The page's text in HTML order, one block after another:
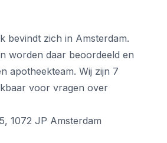
bevindt zich in Amsterdam.
worden daar beoordeeld en
apotheekteam. Wij zijn 7
voor vragen over
1072 JP Amsterdam